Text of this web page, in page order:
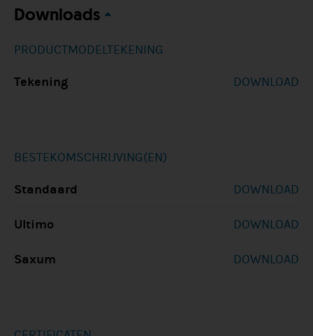
Downloads
PRODUCTMODELTEKENING
Tekening DOWNLOAD
BESTEKOMSCHRIJVING(EN)
Standaard DOWNLOAD
Ultimo DOWNLOAD
Saxum DOWNLOAD